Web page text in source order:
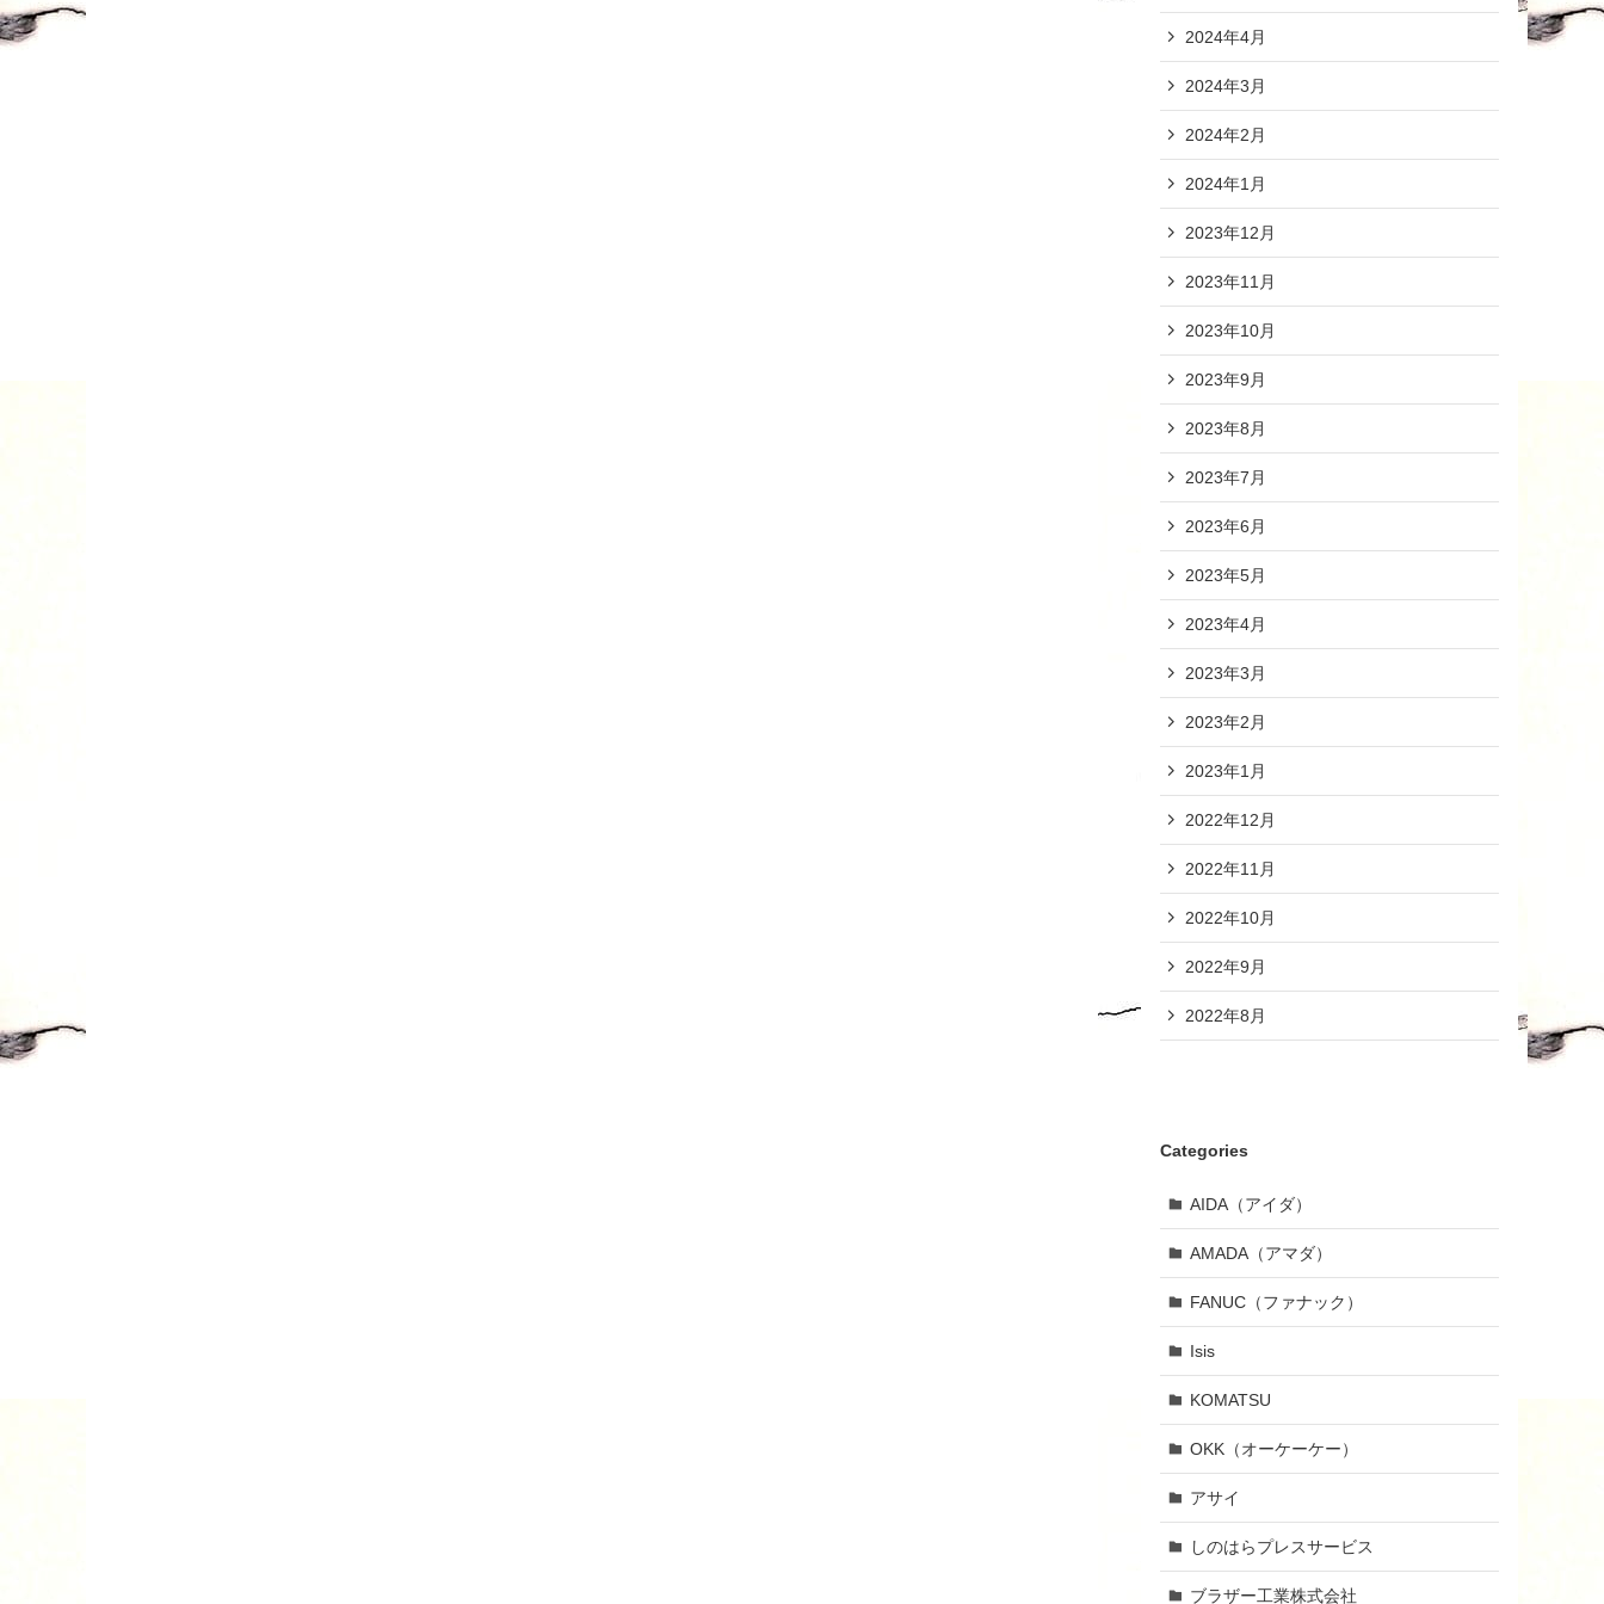
2024年4月
2024年3月
2024年2月
2024年1月
2023年12月
2023年11月
2023年10月
2023年9月
2023年8月
2023年7月
2023年6月
2023年5月
2023年4月
2023年3月
2023年2月
2023年1月
2022年12月
2022年11月
2022年10月
2022年9月
2022年8月
Categories
AIDA（アイダ）
AMADA（アマダ）
FANUC（ファナック）
Isis
KOMATSU
OKK（オーケーケー）
アサイ
しのはらプレスサービス
ブラザー工業株式会社